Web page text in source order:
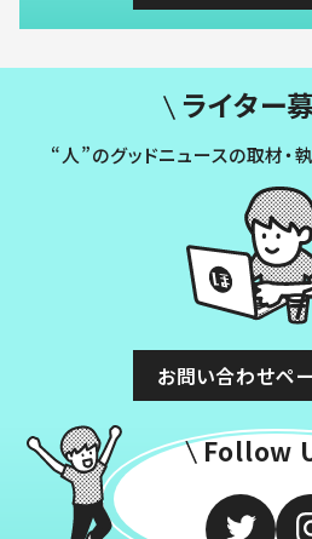
ライター
“人”のグッドニュースの取材・
お問い合わせペ
Follow